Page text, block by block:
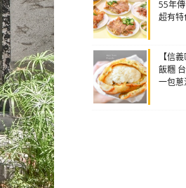
55年
超有
【信
飯糰
一包